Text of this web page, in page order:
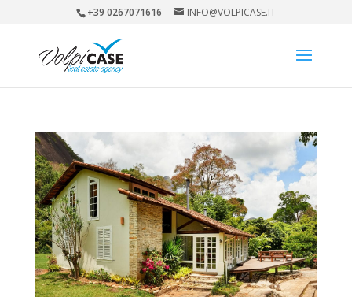
+39 0267071616 INFO@VOLPICASE.IT